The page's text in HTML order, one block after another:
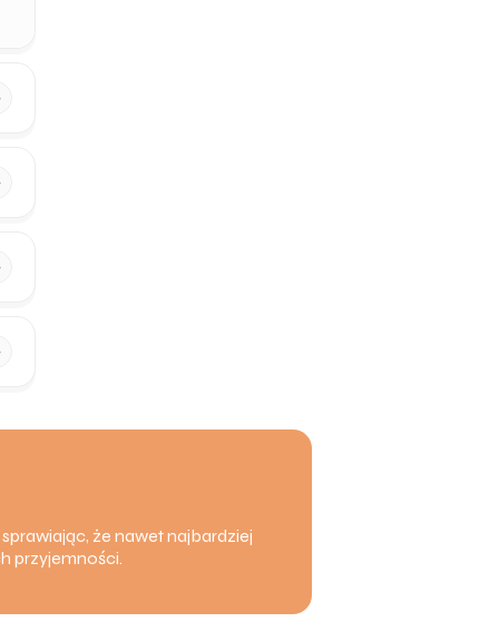
że nawet najbardziej
przyjemności.